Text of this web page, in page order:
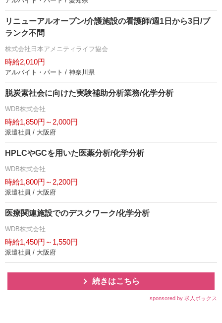
リニューアルオープン/介護施設の看護師/週1日から3日/ブ
ランク不問
株式会社日本アメニティライフ協会
時給2,010円
アルバイト・パート / 神奈川県
脱炭素社会に向けた実験補助分析業務/化学分析
WDB株式会社
時給1,850円～2,000円
派遣社員 / 大阪府
HPLCやGCを用いた医薬分析/化学分析
WDB株式会社
時給1,800円～2,200円
派遣社員 / 大阪府
医療関連施設でのデスクワーク/化学分析
WDB株式会社
時給1,450円～1,550円
派遣社員 / 大阪府
続きはこちら
sponsored by 求人ボックス